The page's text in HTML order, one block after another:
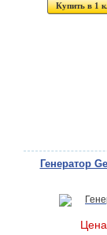
Купить в 1
Генератор